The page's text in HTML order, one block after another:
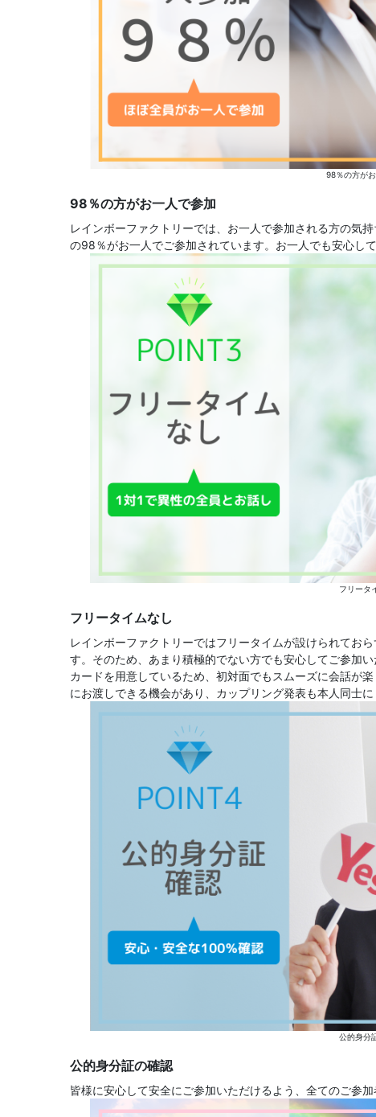
98％の方が
98％の方がお一人で参加
レインボーファクトリーでは、お一人で参加される方の気
の98％がお一人でご参加されています。お一人でも安心し
フリータ
フリータイムなし
レインボーファクトリーではフリータイムが設けられてお
す。そのため、あまり積極的でない方でも安心してご参加
カードを用意しているため、初対面でもスムーズに会話が
にお渡しできる機会があり、カップリング発表も本人同士
公的身分
公的身分証の確認
皆様に安心して安全にご参加いただけるよう、全てのご参